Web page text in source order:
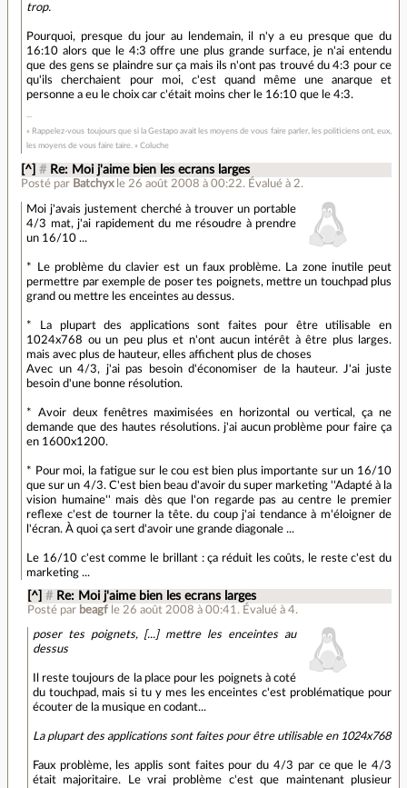
trop.
Pourquoi, presque du jour au lendemain, il n'y a eu presque que du
16:10 alors que le 4:3 offre une plus grande surface, je n'ai entendu
que des gens se plaindre sur ça mais ils n'ont pas trouvé du 4:3 pour ce
qu'ils cherchaient pour moi, c'est quand même une anarque et
personne a eu le choix car c'était moins cher le 16:10 que le 4:3.
« Rappelez-vous toujours que si la Gestapo avait les moyens de vous faire parler, les politiciens ont, eux,
les moyens de vous faire taire. » Coluche
[^] # Re: Moi j'aime bien les ecrans larges
Posté par Batchyx le 26 août 2008 à 00:22. Évalué à 2.
Moi j'avais justement cherché à trouver un portable
4/3 mat, j'ai rapidement du me résoudre à prendre
un 16/10 ...
* Le problème du clavier est un faux problème. La zone inutile peut
permettre par exemple de poser tes poignets, mettre un touchpad plus
grand ou mettre les enceintes au dessus.
* La plupart des applications sont faites pour être utilisable en
1024x768 ou un peu plus et n'ont aucun intérêt à être plus larges.
mais avec plus de hauteur, elles affichent plus de choses
Avec un 4/3, j'ai pas besoin d'économiser de la hauteur. J'ai juste
besoin d'une bonne résolution.
* Avoir deux fenêtres maximisées en horizontal ou vertical, ça ne
demande que des hautes résolutions. j'ai aucun problème pour faire ça
en 1600x1200.
* Pour moi, la fatigue sur le cou est bien plus importante sur un 16/10
que sur un 4/3. C'est bien beau d'avoir du super marketing ''Adapté à la
vision humaine'' mais dès que l'on regarde pas au centre le premier
reflexe c'est de tourner la tête. du coup j'ai tendance à m'éloigner de
l'écran. À quoi ça sert d'avoir une grande diagonale ...
Le 16/10 c'est comme le brillant : ça réduit les coûts, le reste c'est du
marketing ...
[^] # Re: Moi j'aime bien les ecrans larges
Posté par beagf le 26 août 2008 à 00:41 . Évalué à 4.
poser tes poignets, [...] mettre les enceintes au
dessus
Il reste toujours de la place pour les poignets à coté
du touchpad, mais si tu y mes les enceintes c'est problématique pour
écouter de la musique en codant...
La plupart des applications sont faites pour être utilisable en 1024x768
Faux problème, les applis sont faites pour du 4/3 par ce que le 4/3
était majoritaire. Le vrai problème c'est que maintenant plusieur